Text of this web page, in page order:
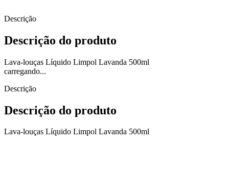
Descrição
Descrição do produto
Lava-louças Líquido Limpol Lavanda 500ml
carregando...
Descrição
Descrição do produto
Lava-louças Líquido Limpol Lavanda 500ml